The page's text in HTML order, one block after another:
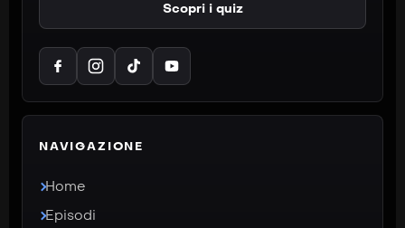
Scopri i quiz
NAVIGAZIONE
Home
Episodi